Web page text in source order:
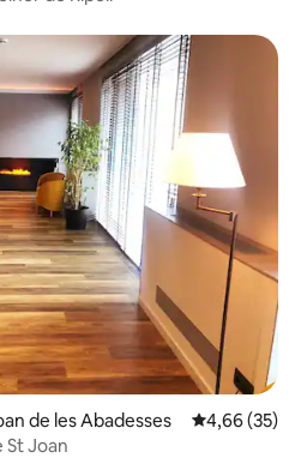
de les Abadesses 4,66 de uma
4,66 (35)
Joan